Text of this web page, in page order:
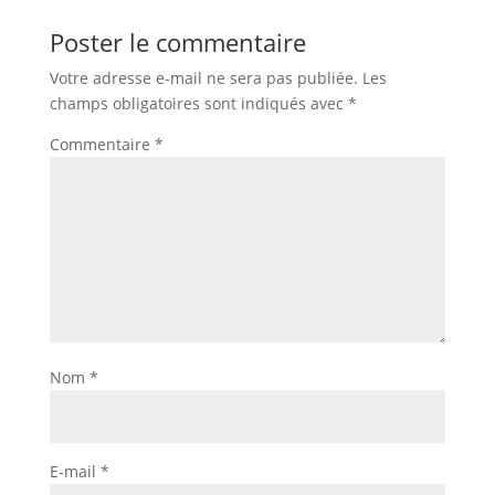
Poster le commentaire
Votre adresse e-mail ne sera pas publiée. Les
champs obligatoires sont indiqués avec *
Commentaire *
Nom *
E-mail *